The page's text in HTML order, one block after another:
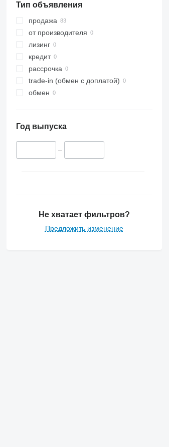
Тип объявления
продажа
от производителя
лизинг
кредит
рассрочка
trade-in (обмен с доплатой)
обмен
Год выпуска
–
Не хватает фильтров?
Предложить изменение